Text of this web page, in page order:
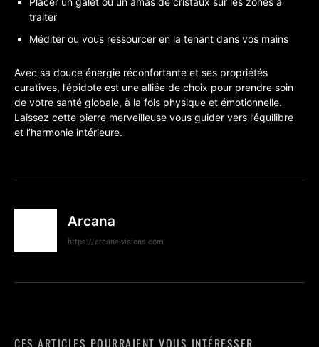
traiter
Méditer ou vous ressourcer en la tenant dans vos mains
Avec sa douce énergie réconfortante et ses propriétés
curatives, l’épidote est une alliée de choix pour prendre soin
de votre santé globale, à la fois physique et émotionnelle.
Laissez cette pierre merveilleuse vous guider vers l’équilibre
et l’harmonie intérieure.
Arcana
https://arcane-visions.com